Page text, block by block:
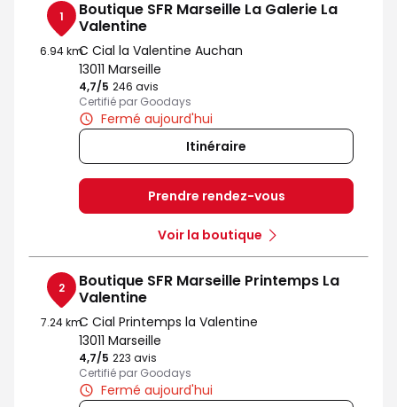
1
6.94 km
Boutique SFR Marseille La Galerie La
Valentine
C Cial la Valentine Auchan
13011 Marseille
4,7/5 Note de 4.7 sur 5
246 avis
Certifié par Goodays
Fermé aujourd'hui
Itinéraire
Prendre rendez-vous
Voir la boutique
2
7.24 km
Boutique SFR Marseille Printemps La
Valentine
C Cial Printemps la Valentine
13011 Marseille
4,7/5 Note de 4.7 sur 5
223 avis
Certifié par Goodays
Fermé aujourd'hui